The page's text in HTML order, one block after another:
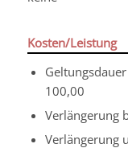
Kosten/Leistung
100,00
Verlängerung
Verlängerung